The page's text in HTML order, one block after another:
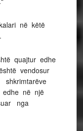
në këtë
quajtur edhe
vendosur
në një
nga